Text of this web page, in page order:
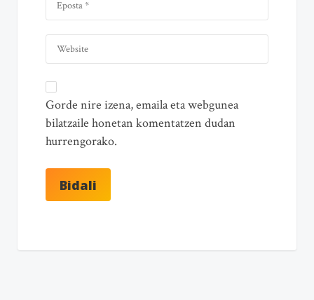
Gorde nire izena, emaila eta webgunea
bilatzaile honetan komentatzen dudan
hurrengorako.